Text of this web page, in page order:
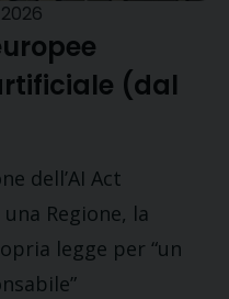
(dal
dell’AI Act
Regione, la
legge per “un